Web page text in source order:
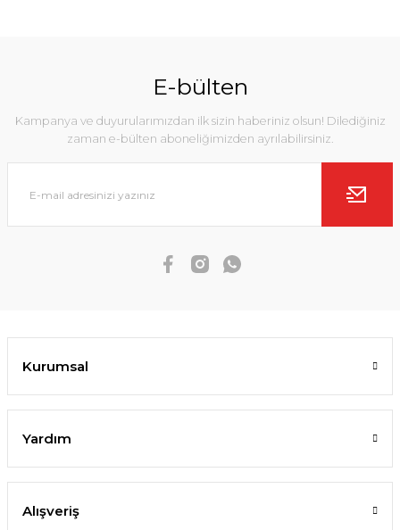
E-bülten
Kampanya ve duyurularımızdan ilk sizin haberiniz olsun! Dilediğiniz
zaman e-bülten aboneliğimizden ayrılabilirsiniz.
Kurumsal
Yardım
Alışveriş